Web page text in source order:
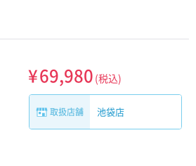
¥69,980 (税込)
取扱店舗 池袋店